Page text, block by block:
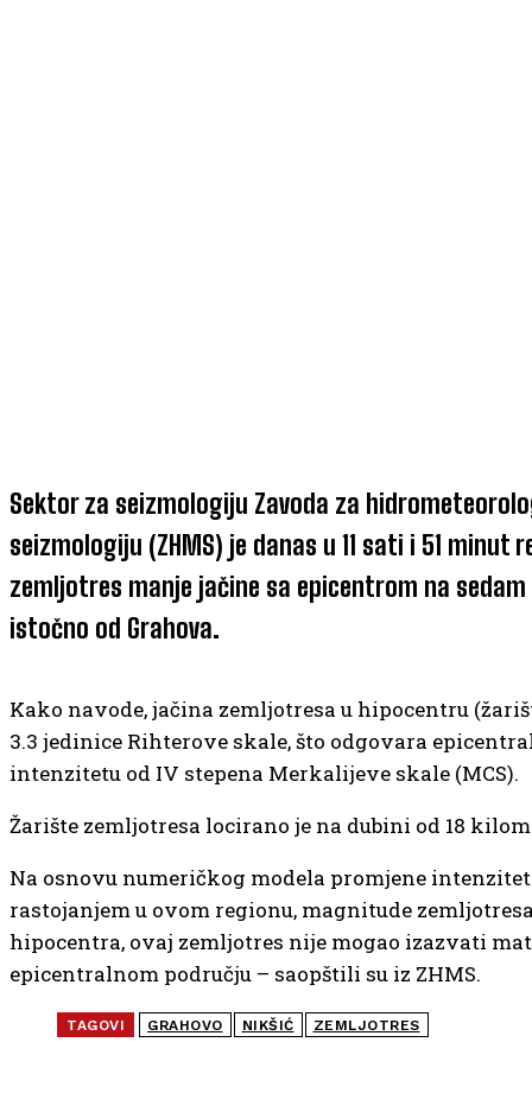
Sektor za seizmologiju Zavoda za
seizmologiju (ZHMS) je danas u 11 sati i 51 minut
zemljotres manje jačine sa epicentrom na
istočno od Grahova.
Kako navode, jačina zemljotresa u hipocentru
3.3 jedinice Rihterove skale, što odgovara
intenzitetu od IV stepena Merkalijeve skale (MCS).
Žarište zemljotresa locirano je na dubini od 18
Na osnovu numeričkog modela promjene
rastojanjem u ovom regionu, magnitude
hipocentra, ovaj zemljotres nije mogao izazvati
epicentralnom području – saopštili su iz ZHMS.
TAGOVI GRAHOVO NIKŠIĆ ZEMLJOTRES